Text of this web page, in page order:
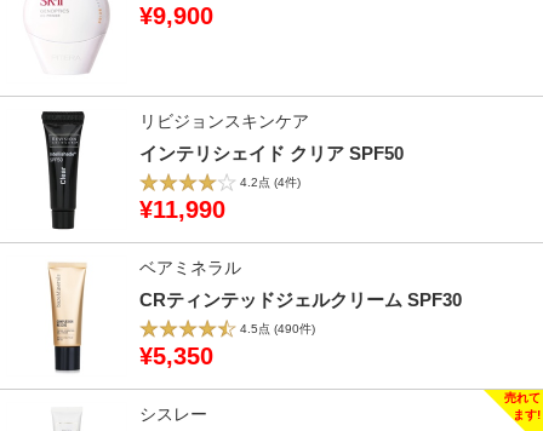
¥9,900
リビジョンスキンケア
インテリシェイド クリア SPF50
4.2点 (4件)
¥11,990
ベアミネラル
CRティンテッドジェルクリーム SPF30
4.5点 (490件)
¥5,350
シスレー